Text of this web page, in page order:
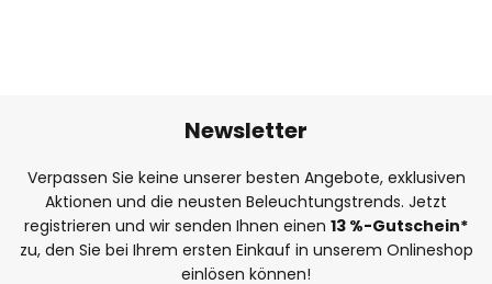
Newsletter
Verpassen Sie keine unserer besten Angebote, exklusiven
Aktionen und die neusten Beleuchtungstrends. Jetzt
registrieren und wir senden Ihnen einen 13 %-Gutschein*
zu, den Sie bei Ihrem ersten Einkauf in unserem Onlineshop
einlösen können!